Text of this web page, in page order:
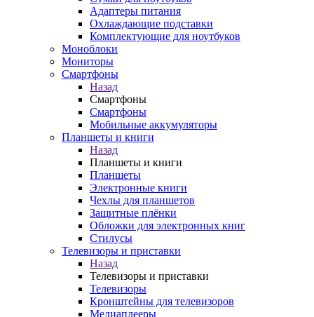
Адаптеры питания
Охлаждающие подставки
Комплектующие для ноутбуков
Моноблоки
Мониторы
Смартфоны
Назад
Смартфоны
Смартфоны
Мобильные аккумуляторы
Планшеты и книги
Назад
Планшеты и книги
Планшеты
Электронные книги
Чехлы для планшетов
Защитные плёнки
Обложки для электронных книг
Стилусы
Телевизоры и приставки
Назад
Телевизоры и приставки
Телевизоры
Кронштейны для телевизоров
Медиаплееры